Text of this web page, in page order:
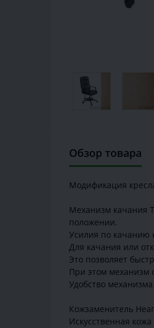
Обзор товара
Модификация
Механизм качания
положении.
Усилия по качанию
Для качания или
Это позволяет
При этом механизм
Удобство
Кожзаменитель
Искусственная